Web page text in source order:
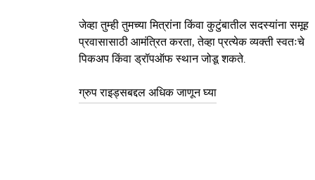
जेव्हा तुम्ही तुमच्या मित्रांना किंवा कुटुंबातील सदस्यांना समूह
प्रवासासाठी आमंत्रित करता, तेव्हा प्रत्येक व्यक्ती स्वतःचे
पिकअप किंवा ड्रॉपऑफ स्थान जोडू शकते.
ग्रुप राइड्सबद्दल अधिक जाणून घ्या